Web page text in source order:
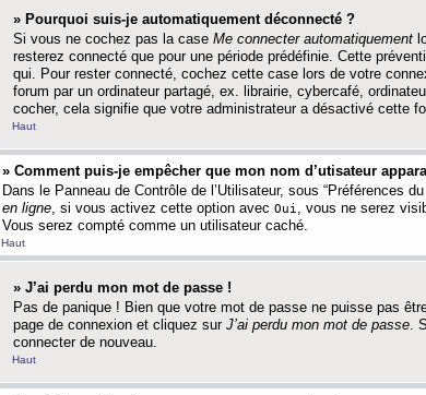
» Pourquoi suis-je automatiquement déconnecté ?
Si vous ne cochez pas la case Me connecter automatiquement
resterez connecté que pour une période prédéfinie. Cette
qui. Pour rester connecté, cochez cette case lors de votre
forum par un ordinateur partagé, ex. librairie, cybercafé,
cocher, cela signifie que votre administrateur a désactivé cette
Haut
» Comment puis-je empêcher que mon nom d’utisateur
Dans le Panneau de Contrôle de l’Utilisateur, sous “Préférences
en ligne, si vous activez cette option avec Oui , vous ne serez
Vous serez compté comme un utilisateur caché.
Haut
» J’ai perdu mon mot de passe !
Pas de panique ! Bien que votre mot de passe ne puisse pas
page de connexion et cliquez sur J’ai perdu mon mot de passe.
connecter de nouveau.
Haut